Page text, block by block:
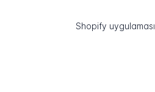
Shopify uygulaması